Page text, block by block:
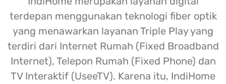
terdepan menggunakan teknologi fiber optik
yang menawarkan layanan Triple Play yang
terdiri dari Internet Rumah (Fixed Broadband
Internet), Telepon Rumah (Fixed Phone) dan
TV Interaktif (UseeTV). Karena itu, IndiHome